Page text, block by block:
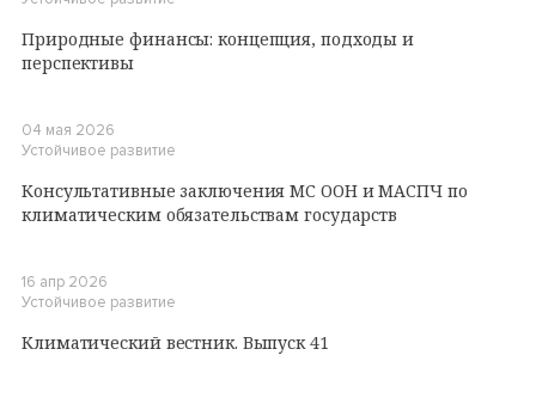
Природные финансы: концепция, подходы и
перспективы
04 мая 2026
Устойчивое развитие
Консультативные заключения МС ООН и МАСПЧ по
климатическим обязательствам государств
16 апр 2026
Устойчивое развитие
Климатический вестник. Выпуск 41